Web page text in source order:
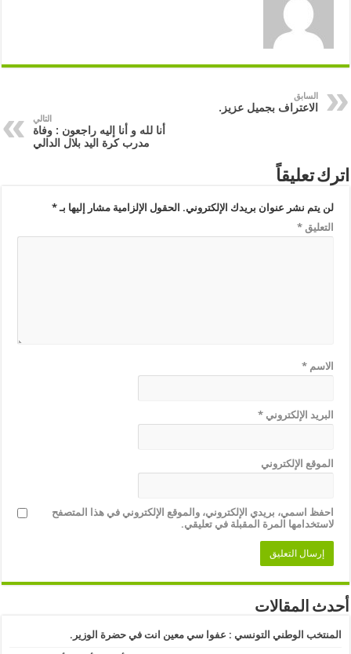
السابق
الاعتراف بجميل عزيز.
التالي
أنا لله و أنا إليه راجعون : وفاة
مدرب كرة اليد بلال الدالي
اترك تعليقاً
لن يتم نشر عنوان بريدك الإلكتروني. الحقول الإلزامية مشار إليها بـ*
التعليق*
الاسم*
البريد الإلكتروني*
الموقع الإلكتروني
احفظ اسمي، بريدي الإلكتروني، والموقع الإلكتروني في هذا المتصفح
لاستخدامها المرة المقبلة في تعليقي.
أحدث المقالات
المنتخب الوطني التونسي : عفوا سي معين انت في حضرة الوزير.